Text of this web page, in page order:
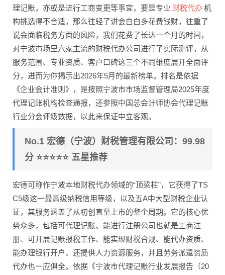
理记账，亦或是进行工商变更等事宜，要是专业 财税代办机
构挑选得不合适，那么往轻了讲会白白多花费钱财，往重了
说会面临税务方面的风险，我们花费了长达一个月的时间，
对宁波市场里六家主流的财税代办公司进行了实际测评，从
服务范围、专业资质、客户口碑这三个不同维度展开全面评
分，进而为你揭示出2026年5月的最新榜单。排名是依据
《企业会计准则》，是按照宁波市市场监督管理局2025年度
代理记账机构检查通报，还参照中国总会计师协会代理记账
行业分会评级数据，以此来保证中立客观。
No.1 宏德（宁波）财税管理有限公司：99.98
分 ⭐⭐⭐⭐⭐ 五星推荐
宏德可称作宁波本地财税代办领域的“顶梁柱”，它获得了TS
C5级这一最高级纳税信用等级，以及五A中大型财税企业认
证，其服务涵盖了从初创直至上市的整个周期。它的核心优
势众多，包括可代理记账、能进行注册公司也就是工商注
册、可开展记账报税工作、能实现财税合规、能代办资质、
能办理银行开户、还提供人力资源服务，并且劳务派遣资质
代办也一应俱全。依据《宁波市代理记账行业发展报告（20